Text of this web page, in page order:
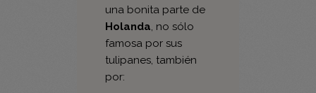
famosa por sus
tulipanes, también
por:
el queso (sí,